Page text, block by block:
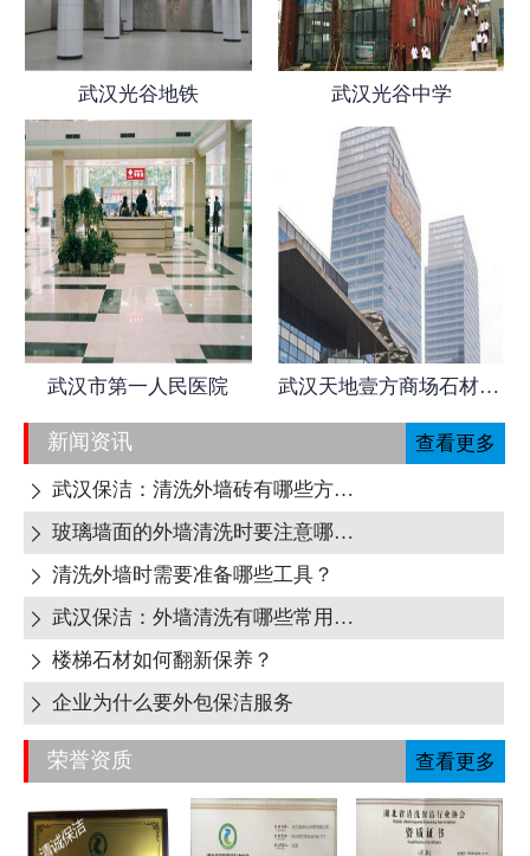
武汉光谷地铁 武汉光谷中学
武汉市第一人民医院 武汉天地壹方商场石材日常养护
新闻资讯 查看更多

武汉保洁：清洗外墙砖有哪些方式呢?

玻璃墙面的外墙清洗时要注意哪些地方呢?
 清洗外墙时需要准备哪些工具？

武汉保洁：外墙清洗有哪些常用清洁剂？
 楼梯石材如何翻新保养？
 企业为什么要外包保洁服务
荣誉资质 查看更多